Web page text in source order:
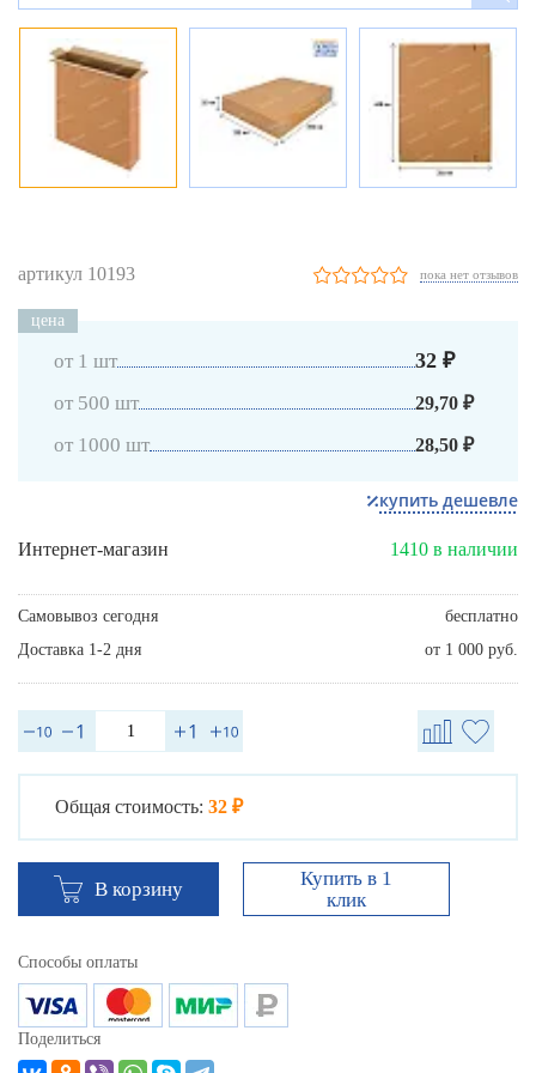
артикул 10193 пока нет отзывов
цена
от 1 шт 32 ₽
от 500 шт 29,70 ₽
от 1000 шт 28,50 ₽
купить дешевле
Интернет-магазин 1410 в наличии
Самовывоз сегодня
бесплатно
Доставка 1-2 дня
от 1 000 руб.
Общая стоимость: 32 ₽
В корзину
Купить в 1
клик
Способы оплаты
Поделиться